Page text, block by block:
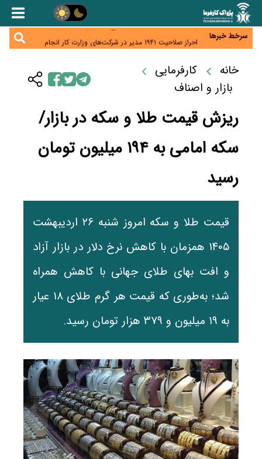
سرخط خبرها
هشدار درباره کاهش عرضه مسکن اجاره‌ای؛ دولت
رسانه تخصصی باید مطالبه‌گری، دقت و استقلال را
سرلوحه کار خود قرار دهداحراز صلاحیت ۱۹۴۱ مدیر در شرکت‌های وزارت کار انجام
نشده است؛ شایسته‌سالاری زیر فشار؟
به چه قیمتی؟
موبایل گران می‌شود؟ هزینه واردات ۱۰ برابر شد، ثبت
سفارش همچنان متوقف است
خانه
کارفرمایی
بازار و اصناف
ریزش قیمت طلا و سکه در بازار/
سکه امامی به ۱۹۴ میلیون تومان
رسید
قیمت طلا و سکه امروز شنبه ۲۶ اردیبهشت
۱۴۰۵ همزمان با کاهش نرخ دلار در بازار آزاد
و افت بهای طلای جهانی با کاهش همراه
شد؛ به‌طوری که قیمت هر گرم طلای ۱۸ عیار
به ۱۹ میلیون و ۳۷۹ هزار تومان رسید.